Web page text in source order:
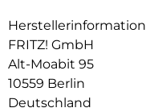
Herstellerinformation
FRITZ! GmbH
Alt-Moabit 95
10559 Berlin
Deutschland